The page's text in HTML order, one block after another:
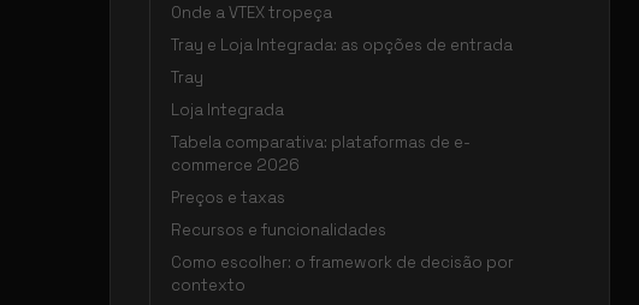
Onde a VTEX tropeça
Tray e Loja Integrada: as opções de entrada
Tray
Loja Integrada
Tabela comparativa: plataformas de e-
commerce 2026
Preços e taxas
Recursos e funcionalidades
Como escolher: o framework de decisão por
contexto